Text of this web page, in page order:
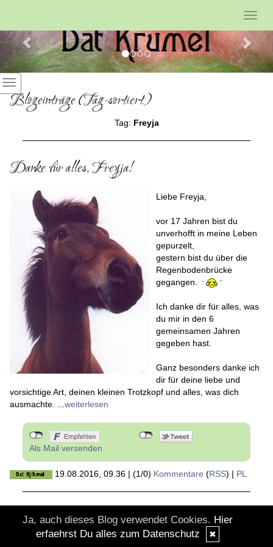
Blogeinträge (Tag-sortiert)
Tag: Freyja
Danke für alles, Freyja!
Liebe Freyja,
vor 17 Jahren bist du
unverhofft in meine Leben
gepurzelt,
gestern bist du über die
Regenbodenbrücke
gegangen.
Ich danke dir für alles, was
du mir in den 6
gemeinsamen Jahren
gegeben hast.
Ganz besonders danke ich
dir für deine liebe und
vorsichtige Art, deinen kleinen Trotzkopf und alles, was dich
ausmachte. ...weiterlesen
Als Mail versenden
19.08.2016, 09.36 | (1/0) Kommentare (RSS) | PL
© DesignBlog V5 powered by BlueLionWebdesign.de
Ja, auch dieses Blog verwendet Cookies. Hier
erfaehrst Du alles zum Datenschutz
✖